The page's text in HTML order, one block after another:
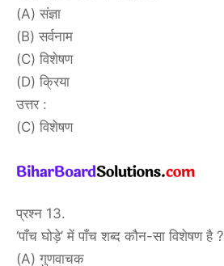
(A) संज्ञा
(B) सर्वनाम
(C) विशेषण
(D) क्रिया
उत्तर :
(C) विशेषण
प्रश्न 13.
‘पाँच घोड़े’ में पाँच शब्द कौन-सा विशेषण है ?
(A) गुणवाचक